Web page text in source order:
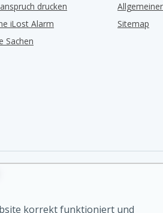
drucken
iLost Alarm
Sachen
Sitemap
korrekt funktioniert und